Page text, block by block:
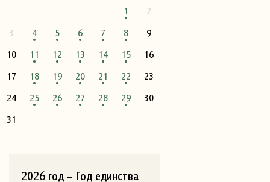
1
2
3
4 5 6 7 8
9
10
11 12 13 14 15
16
17
18 19 20 21 22
23
24
25 26 27 28 29
30
31
2026 год – Год единства